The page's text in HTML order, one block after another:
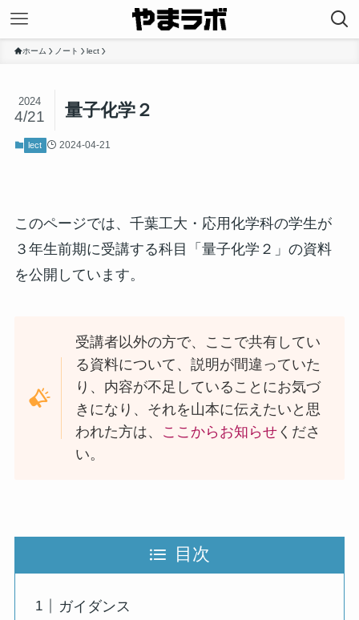
ホーム ノート lect
量子化学２
2024
4/21
lect 2024-04-21
このページでは、千葉工大・応用化学科の学生が
３年生前期に受講する科目「量子化学２」の資料
を公開しています。
受講者以外の方で、ここで共有してい
る資料について、説明が間違っていた
り、内容が不足していることにお気づ
きになり、それを山本に伝えたいと思
われた方は、 ここからお知らせ くださ
い。
目次
ガイダンス